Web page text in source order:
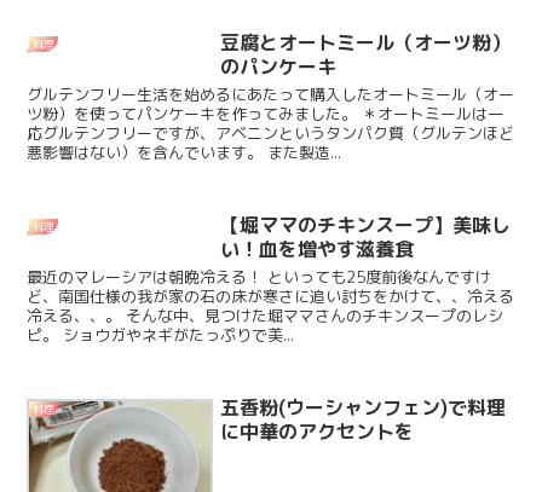
料理
豆腐とオートミール（オーツ粉）
のパンケーキ
グルテンフリー生活を始めるにあたって購入したオートミール（オー
ツ粉）を使ってパンケーキを作ってみました。 ＊オートミールは一
応グルテンフリーですが、アベニンというタンパク質（グルテンほど
悪影響はない）を含んでいます。 また製造...
料理
【堀ママのチキンスープ】美味し
い！血を増やす滋養食
最近のマレーシアは朝晩冷える！ といっても25度前後なんですけ
ど、南国仕様の我が家の石の床が寒さに追い討ちをかけて、、冷える
冷える、、。 そんな中、見つけた堀ママさんのチキンスープのレシ
ピ。 ショウガやネギがたっぷりで美...
料理
五香粉(ウーシャンフェン)で料理
に中華のアクセントを